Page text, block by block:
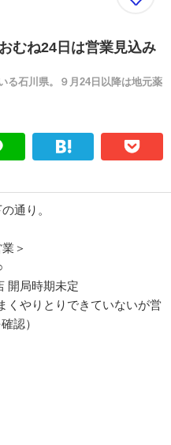
むね24日は営業見込み
る石川県。９月24日以降は地元薬
通り。
＞
開局時期未定
くやりとりできていないが営
認）